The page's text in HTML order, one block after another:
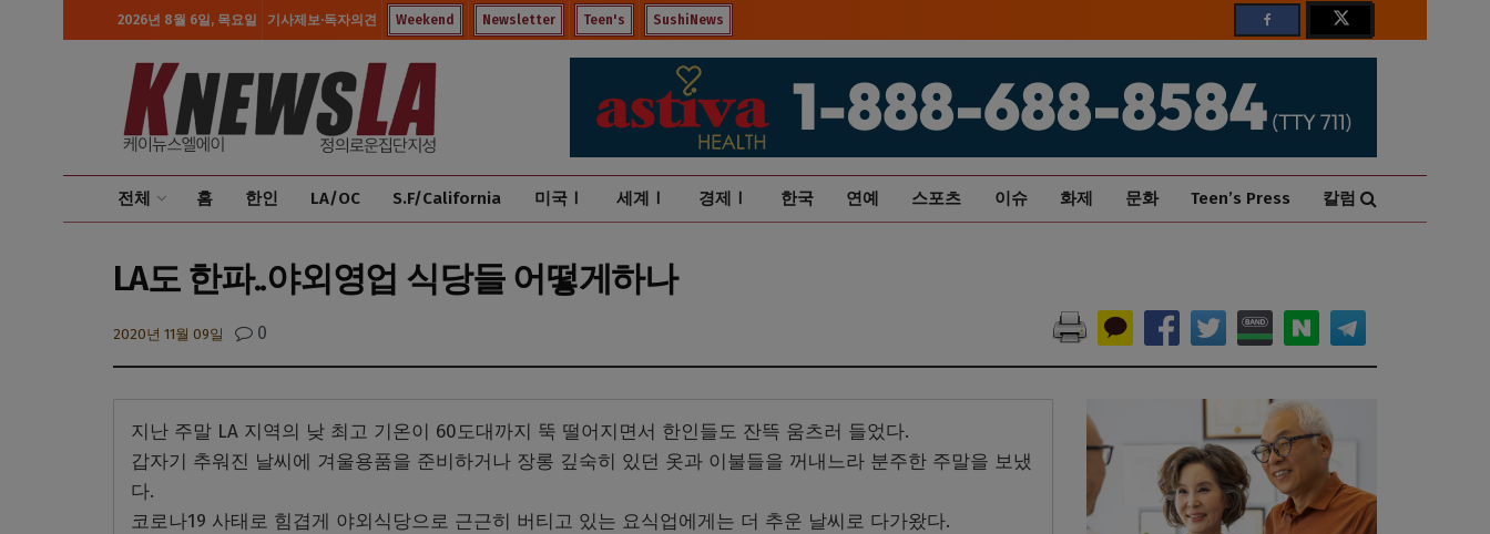
2026년 8월 6일, 목요일 기사제보·독자의견 Weekend Newsletter Teen's SushiNews
전체 홈 한인 LA/OC S.F/California 미국Ⅰ 세계Ⅰ 경제Ⅰ 한국 연예 스포츠 이슈 화제 문화 Teen’s Press 칼럼
LA도 한파..야외영업 식당들 어떻게하나
2020년 11월 09일 0
지난 주말 LA 지역의 낮 최고 기온이 60도대까지 뚝 떨어지면서 한인들도 잔뜩 움츠러 들었다.
갑자기 추워진 날씨에 겨울용품을 준비하거나 장롱 깊숙히 있던 옷과 이불들을 꺼내느라 분주한 주말을 보냈
다.
코로나19 사태로 힘겹게 야외식당으로 근근히 버티고 있는 요식업에게는 더 추운 날씨로 다가왔다.